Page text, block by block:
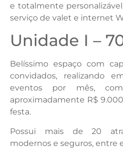
e totalmente
serviço de valet e internet
Unidade I –
Belíssimo espaço com
convidados, realizando
eventos por mês,
aproximadamente R$
festa.
Possui mais de 20
modernos e seguros, entre